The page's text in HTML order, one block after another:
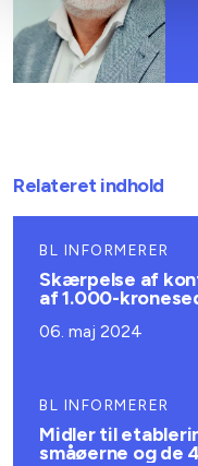
Relateret indhold
BL INFORMERER
Skærpelse af
af 1.000-
06. maj 2024
BL INFORMERER
Midler til
småøerne og de